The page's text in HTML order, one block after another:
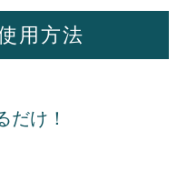
用方法
だけ！